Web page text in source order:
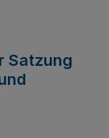
Satzung